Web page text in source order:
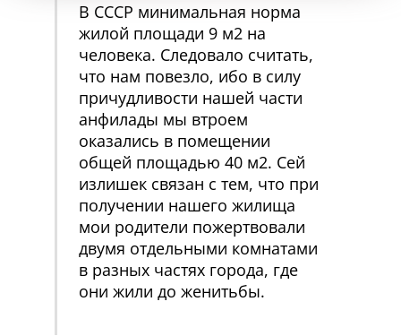
В СССР минимальная норма
жилой площади 9 м2 на
человека. Следовало считать,
что нам повезло, ибо в силу
причудливости нашей части
анфилады мы втроем
оказались в помещении
общей площадью 40 м2. Сей
излишек связан с тем, что при
получении нашего жилища
мои родители пожертвовали
двумя отдельными комнатами
в разных частях города, где
они жили до женитьбы.